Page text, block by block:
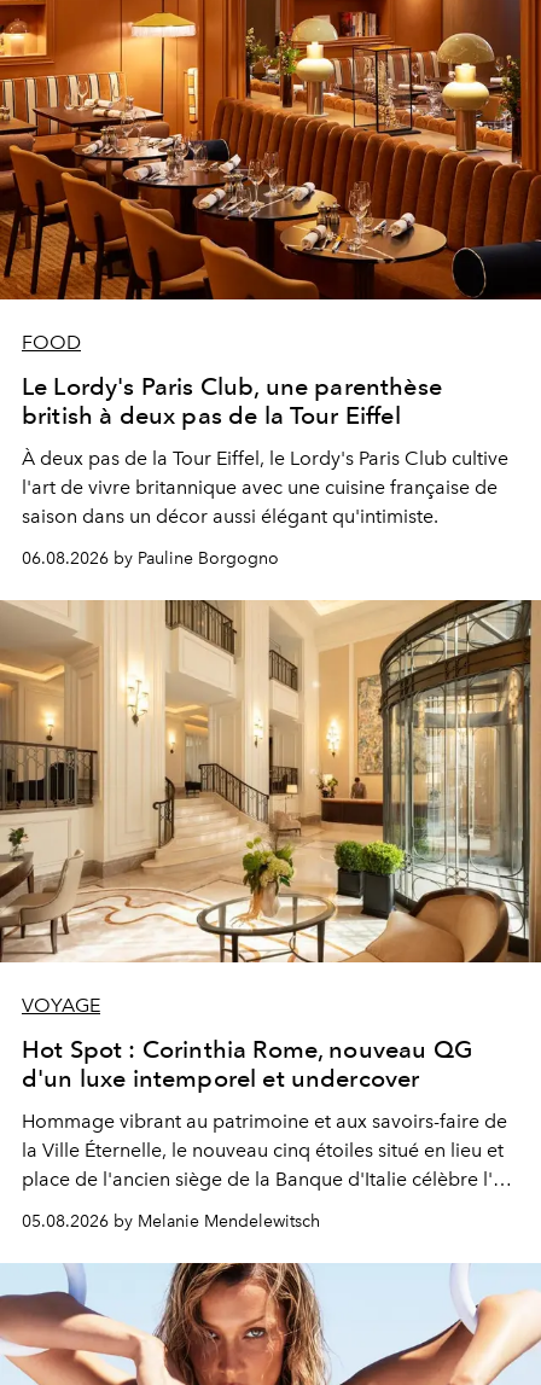
FOOD
Le Lordy's Paris Club, une parenthèse
british à deux pas de la Tour Eiffel
À deux pas de la Tour Eiffel, le Lordy's Paris Club cultive
l'art de vivre britannique avec une cuisine française de
saison dans un décor aussi élégant qu'intimiste.
06.08.2026 by Pauline Borgogno
VOYAGE
Hot Spot : Corinthia Rome, nouveau QG
d'un luxe intemporel et undercover
Hommage vibrant au patrimoine et aux savoirs-faire de
la Ville Éternelle, le nouveau cinq étoiles situé en lieu et
place de l'ancien siège de la Banque d'Italie célèbre l'art
de vivre Romain dans toute son élégance intemporelle.
05.08.2026 by Melanie Mendelewitsch